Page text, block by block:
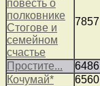
повесть о
полковнике
Стогове и
семейном
счастье
7857
Простите... 6486
Кочумай*
6560